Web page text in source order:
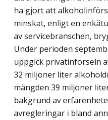
ha gjort att
minskat, enligt en
av servicebranschen,
Under perioden
uppgick privatinförseln
32 miljoner liter
mängden 39 miljoner
bakgrund av
avregleringar i bland